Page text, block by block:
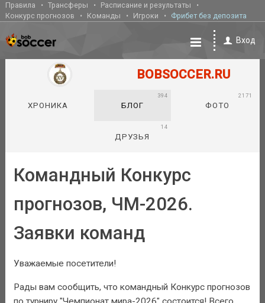
Правила Трансферы
Расписание и результаты
Конкурс прогнозов
Команды Игроки Фрибет без депозита
Вход
BOBSOCCER.RU
ХРОНИКА БЛОГ
394
ФОТО
2171
ДРУЗЬЯ
14
Командный Конкурс
прогнозов, ЧМ-2026.
Заявки команд
Уважаемые посетители!
Рады вам сообщить, что командный Конкурс прогнозов